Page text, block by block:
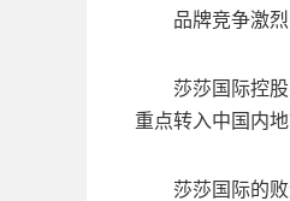
品牌竞争激烈
莎莎国际控股
重点转入中国内
莎莎国际的败退